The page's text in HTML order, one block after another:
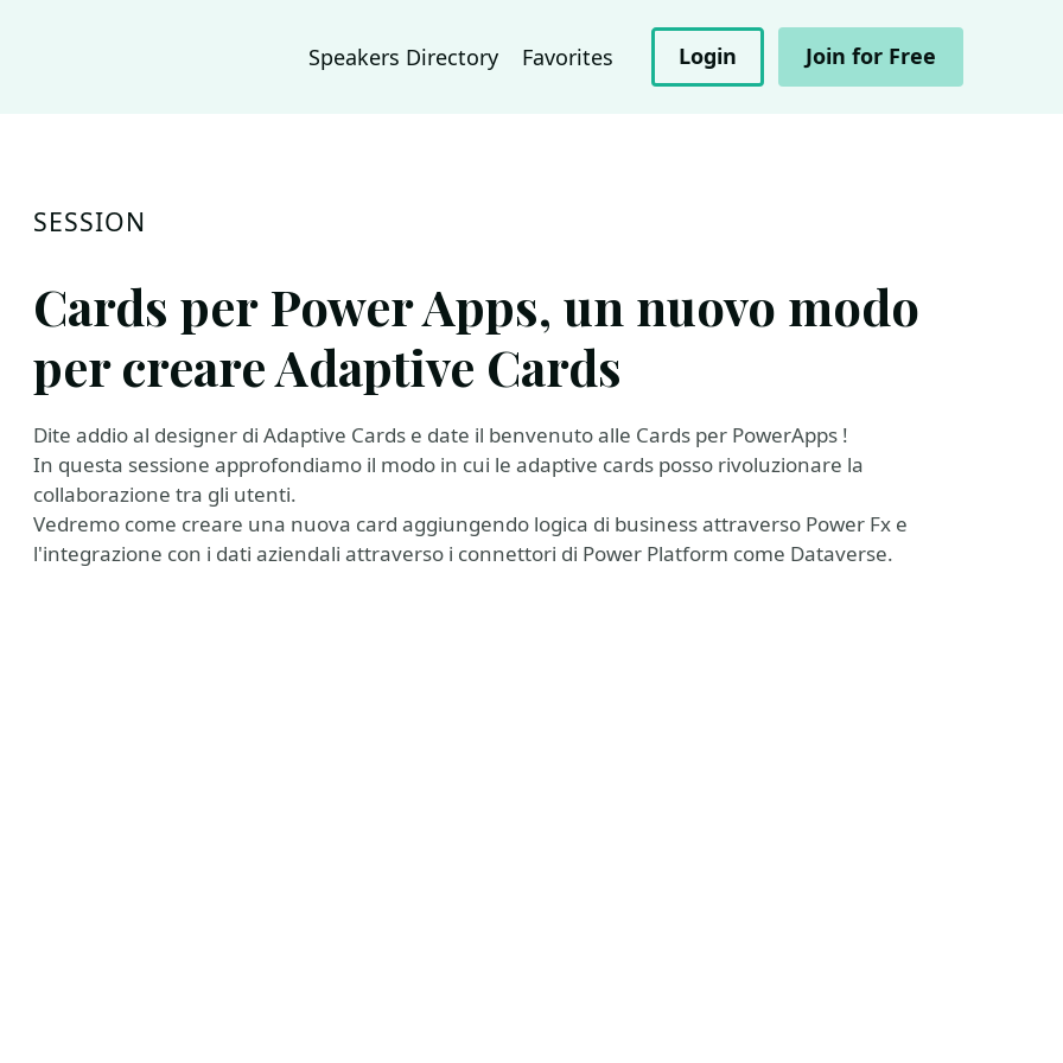
Speakers Directory Favorites Login Join for Free
SESSION
Cards per Power Apps, un nuovo modo
per creare Adaptive Cards
Dite addio al designer di Adaptive Cards e date il benvenuto alle Cards per PowerApps !
In questa sessione approfondiamo il modo in cui le adaptive cards posso rivoluzionare la
collaborazione tra gli utenti.
Vedremo come creare una nuova card aggiungendo logica di business attraverso Power Fx e
l'integrazione con i dati aziendali attraverso i connettori di Power Platform come Dataverse.